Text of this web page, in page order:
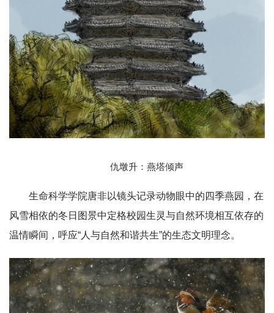
仇墩升：燕塔倾声
生命科学学院唐非以镜头记录动物眼中的四季燕园，在
风雪相依的冬日图景中定格校园生灵与自然环境相互依存的
温情瞬间，呼应“人与自然和谐共生”的生态文明理念。